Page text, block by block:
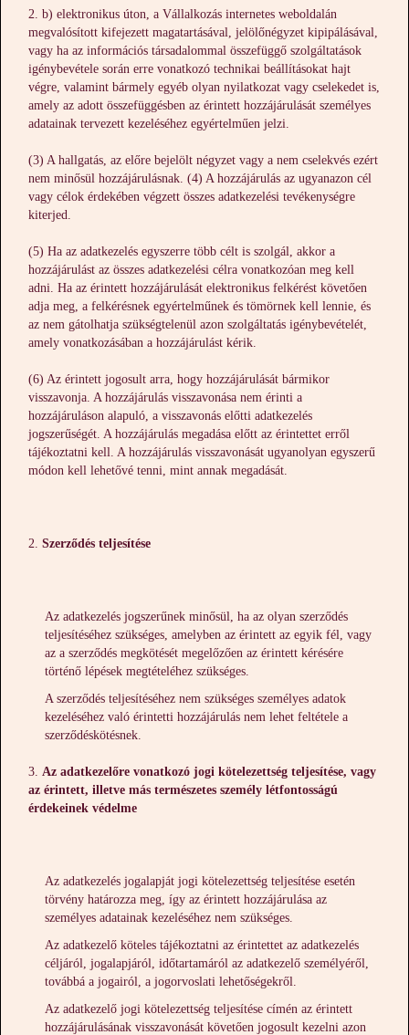
b) elektronikus úton, a Vállalkozás internetes weboldalán
megvalósított kifejezett magatartásával, jelölőnégyzet kipipálásával,
vagy ha az információs társadalommal összefüggő szolgáltatások
igénybevétele során erre vonatkozó technikai beállításokat hajt
végre, valamint bármely egyéb olyan nyilatkozat vagy cselekedet is,
amely az adott összefüggésben az érintett hozzájárulását személyes
adatainak tervezett kezeléséhez egyértelműen jelzi.
(3) A hallgatás, az előre bejelölt négyzet vagy a nem cselekvés ezért
nem minősül hozzájárulásnak. (4) A hozzájárulás az ugyanazon cél
vagy célok érdekében végzett összes adatkezelési tevékenységre
kiterjed.
(5) Ha az adatkezelés egyszerre több célt is szolgál, akkor a
hozzájárulást az összes adatkezelési célra vonatkozóan meg kell
adni. Ha az érintett hozzájárulását elektronikus felkérést követően
adja meg, a felkérésnek egyértelműnek és tömörnek kell lennie, és
az nem gátolhatja szükségtelenül azon szolgáltatás igénybevételét,
amely vonatkozásában a hozzájárulást kérik.
(6) Az érintett jogosult arra, hogy hozzájárulását bármikor
visszavonja. A hozzájárulás visszavonása nem érinti a
hozzájáruláson alapuló, a visszavonás előtti adatkezelés
jogszerűségét. A hozzájárulás megadása előtt az érintettet erről
tájékoztatni kell. A hozzájárulás visszavonását ugyanolyan egyszerű
módon kell lehetővé tenni, mint annak megadását.
Szerződés teljesítése
Az adatkezelés jogszerűnek minősül, ha az olyan szerződés
teljesítéséhez szükséges, amelyben az érintett az egyik fél, vagy
az a szerződés megkötését megelőzően az érintett kérésére
történő lépések megtételéhez szükséges.
A szerződés teljesítéséhez nem szükséges személyes adatok
kezeléséhez való érintetti hozzájárulás nem lehet feltétele a
szerződéskötésnek.
Az adatkezelőre vonatkozó jogi kötelezettség teljesítése, vagy
az érintett, illetve más természetes személy létfontosságú
érdekeinek védelme
Az adatkezelés jogalapját jogi kötelezettség teljesítése esetén
törvény határozza meg, így az érintett hozzájárulása az
személyes adatainak kezeléséhez nem szükséges.
Az adatkezelő köteles tájékoztatni az érintettet az adatkezelés
céljáról, jogalapjáról, időtartamáról az adatkezelő személyéről,
továbbá a jogairól, a jogorvoslati lehetőségekről.
Az adatkezelő jogi kötelezettség teljesítése címén az érintett
hozzájárulásának visszavonását követően jogosult kezelni azon